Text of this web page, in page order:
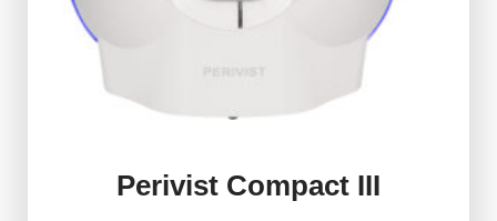
Perivist Compact III